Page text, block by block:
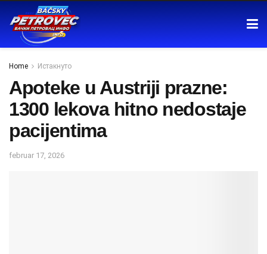
Home Истакнуто
Apoteke u Austriji prazne:
1300 lekova hitno nedostaje
pacijentima
februar 17, 2026